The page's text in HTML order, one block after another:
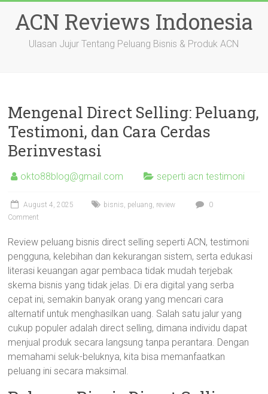
contentACN Reviews Indonesia
Ulasan Jujur Tentang Peluang Bisnis & Produk ACN
Mengenal Direct Selling: Peluang,
Testimoni, dan Cara Cerdas
Berinvestasi
okto88blog@gmail.com seperti acn testimoni
August 4, 2025 bisnis, peluang, review
0
Comment
Review peluang bisnis direct selling seperti ACN, testimoni
pengguna, kelebihan dan kekurangan sistem, serta edukasi
literasi keuangan agar pembaca tidak mudah terjebak
skema bisnis yang tidak jelas. Di era digital yang serba
cepat ini, semakin banyak orang yang mencari cara
alternatif untuk menghasilkan uang. Salah satu jalur yang
cukup populer adalah direct selling, dimana individu dapat
menjual produk secara langsung tanpa perantara. Dengan
memahami seluk-beluknya, kita bisa memanfaatkan
peluang ini secara maksimal.